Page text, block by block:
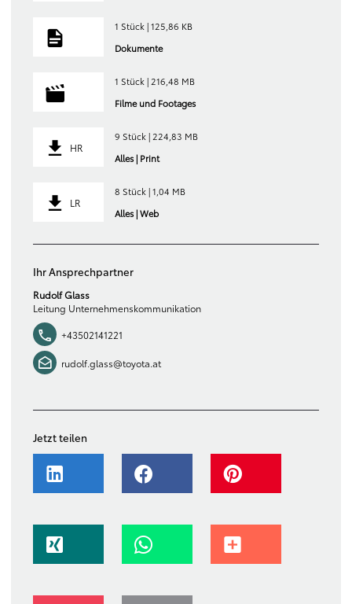
1 Stück | 125,86 KB
Dokumente
1 Stück | 216,48 MB
Filme und Footages
HR
9 Stück | 224,83 MB
Alles | Print
LR
8 Stück | 1,04 MB
Alles | Web
Ihr Ansprechpartner
Rudolf Glass
Leitung Unternehmenskommunikation
+43502141221
rudolf.glass@toyota.at
Jetzt teilen